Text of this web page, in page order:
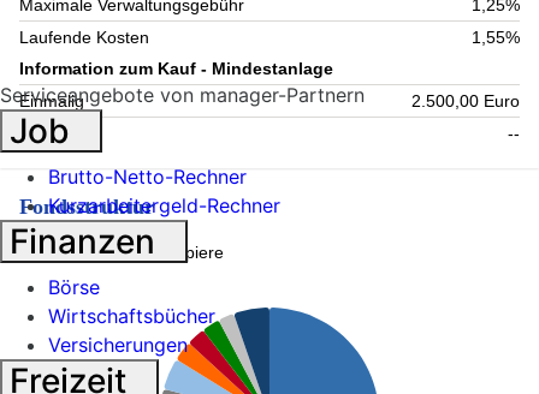
Maximale Verwaltungsgebühr
1,25%
Laufende Kosten
1,55%
Information zum Kauf - Mindestanlage
Einmalig
2.500,00 Euro
Folgende
--
Fondsstruktur
Topholdings Wertpapiere
Serviceangebote von manager-Partnern
Job
Brutto-Netto-Rechner
Kurzarbeitergeld-Rechner
Finanzen
Börse
Wirtschaftsbücher
Versicherungen
Freizeit